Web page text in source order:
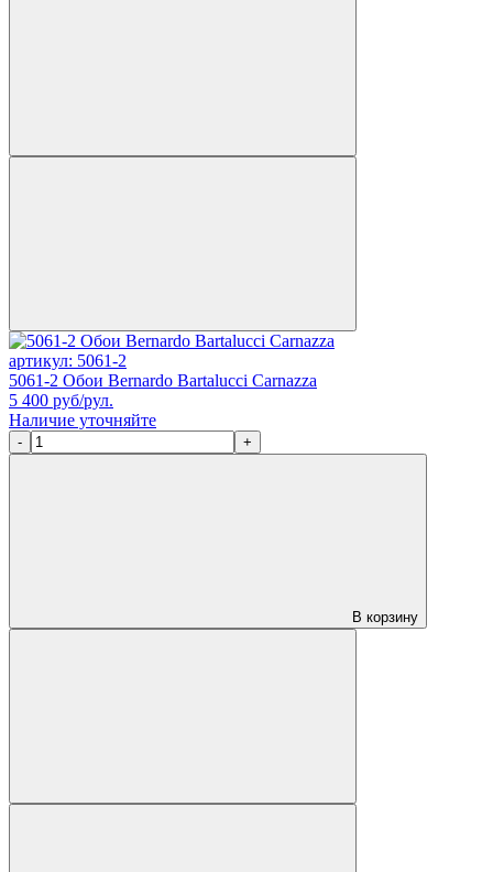
артикул: 5061-2
5061-2 Обои Bernardo Bartalucci Carnazza
5 400 руб/рул.
Наличие уточняйте
- +
В корзину